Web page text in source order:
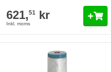
621,51 kr